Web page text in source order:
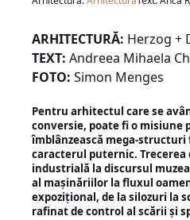
ARHITECTURĂ: Herzog +
TEXT: Andreea Mihaela
FOTO: Simon Menges
Pentru arhitectul care se
conversie, poate fi o misiune
îmblânzească mega-structuri
caracterul puternic. Trecerea
industrială la discursul
al mașinăriilor la fluxul
expozițional, de la silozuri la
rafinat de control al scării și